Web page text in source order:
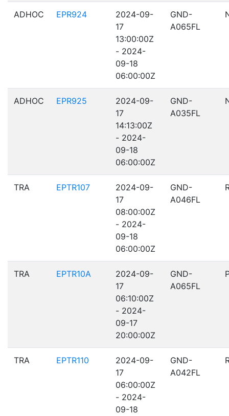
ADHOC EPR924
2024-09-
17
13:00:00Z
- 2024-
09-18
06:00:00Z
GND-
A065FL
ADHOC EPR925
2024-09-
17
14:13:00Z
- 2024-
09-18
06:00:00Z
GND-
A035FL
TRA EPTR107
2024-09-
17
08:00:00Z
- 2024-
09-18
06:00:00Z
GND-
A046FL
TRA EPTR10A
2024-09-
17
06:10:00Z
- 2024-
09-17
20:00:00Z
GND-
A065FL
TRA EPTR110
2024-09-
17
06:00:00Z
- 2024-
09-18
GND-
A042FL